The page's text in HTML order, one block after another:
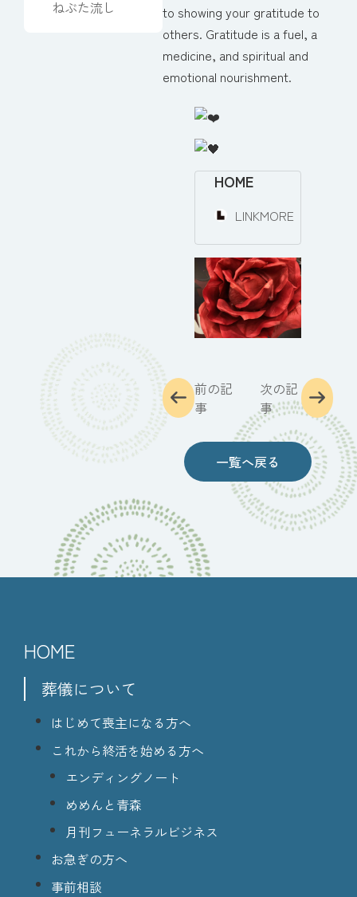
ねぶた流し
to showing your gratitude to
others. Gratitude is a fuel, a
medicine, and spiritual and
emotional nourishment.
HOME
LINKMORE
前の記
事
一覧へ戻る
次の記
事
HOME
葬儀について
はじめて喪主になる方へ
これから終活を始める方へ
エンディングノート
めめんと青森
月刊フューネラルビジネス
お急ぎの方へ
事前相談